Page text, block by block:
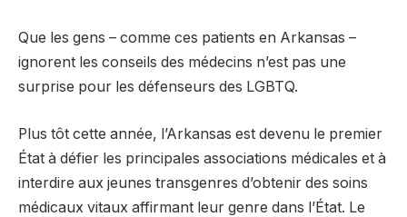
Que les gens – comme ces patients en Arkansas –
ignorent les conseils des médecins n’est pas une
surprise pour les défenseurs des LGBTQ.
Plus tôt cette année, l’Arkansas est devenu le premier
État à défier les principales associations médicales et à
interdire aux jeunes transgenres d’obtenir des soins
médicaux vitaux affirmant leur genre dans l’État. Le